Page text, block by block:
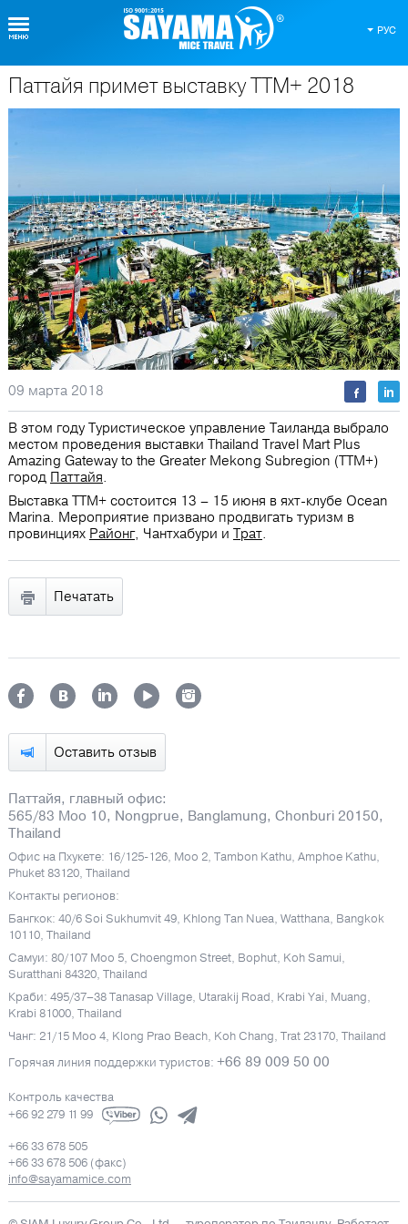
РУС
О Таиланде
Оставить отзыв
Паттайя, главный офис:
565/83 Moo 10, Nongprue, Banglamung, Chonburi 20150,
Thailand
Офис на Пхукете: 16/125-126, Moo 2, Tambon Kathu, Amphoe Kathu,
Phuket 83120, Thailand
Контакты регионов:
Бангкок: 40/6 Soi Sukhumvit 49, Khlong Tan Nuea, Watthana, Bangkok
10110, Thailand
Самуи: 80/107 Moo 5, Choengmon Street, Bophut, Koh Samui,
Suratthani 84320, Thailand
Краби: 495/37–38 Tanasap Village, Utarakij Road, Krabi Yai, Muang,
Krabi 81000, Thailand
Чанг: 21/15 Moo 4, Klong Prao Beach, Koh Chang, Trat 23170, Thailand
Горячая линия поддержки туристов: +66 89 009 50 00
Контроль качества
+66 92 279 11 99
+66 33 678 505
+66 33 678 506 (факс)
info@sayamamice.com
Паттайя примет выставку TTM+ 2018
09 марта 2018
В этом году Туристическое управление Таиланда выбрало
местом проведения выставки Thailand Travel Mart Plus
Amazing Gateway to the Greater Mekong Subregion (TTM+)
город Паттайя.
Выставка TTM+ состоится 13 – 15 июня в яхт-клубе Ocean
Marina. Мероприятие призвано продвигать туризм в
провинциях Районг, Чантхабури и Трат.
Печатать